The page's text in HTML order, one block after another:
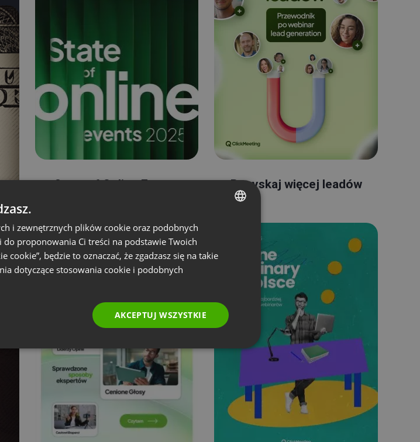
State of Online Events Pozyskaj więcej leadów
ENGLISH
FRENCH
RUSSIAN
SPANISH
i zewnętrznych plików cookie oraz podobnych
proponowania Ci treści na podstawie Twoich
cookie”, będzie to oznaczać, że zgadzasz się na takie
dotyczące stosowania cookie i podobnych
AKCEPTUJ WSZYSTKIE